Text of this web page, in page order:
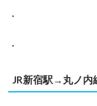
・
・
JR新宿駅→丸ノ内